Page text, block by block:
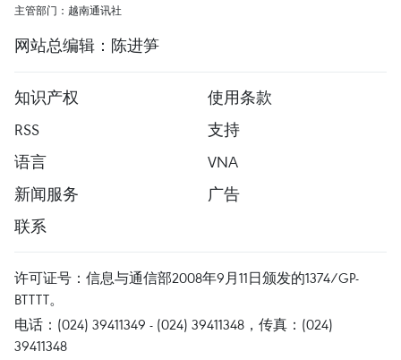
主管部门：越南通讯社
网站总编辑：陈进笋
知识产权
使用条款
RSS
支持
语言
VNA
新闻服务
广告
联系
许可证号：信息与通信部2008年9月11日颁发的1374/GP-
BTTTT。
电话：(024) 39411349 - (024) 39411348，传真：(024)
39411348